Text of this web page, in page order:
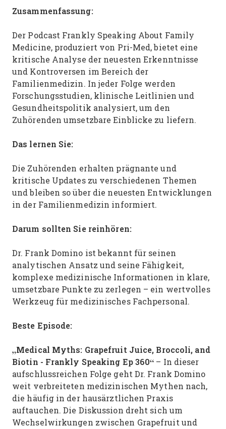
Zusammenfassung:
Der Podcast Frankly Speaking About Family
Medicine, produziert von Pri-Med, bietet eine
kritische Analyse der neuesten Erkenntnisse
und Kontroversen im Bereich der
Familienmedizin. In jeder Folge werden
Forschungsstudien, klinische Leitlinien und
Gesundheitspolitik analysiert, um den
Zuhörenden umsetzbare Einblicke zu liefern.
Das lernen Sie:
Die Zuhörenden erhalten prägnante und
kritische Updates zu verschiedenen Themen
und bleiben so über die neuesten Entwicklungen
in der Familienmedizin informiert.
Darum sollten Sie reinhören:
Dr. Frank Domino ist bekannt für seinen
analytischen Ansatz und seine Fähigkeit,
komplexe medizinische Informationen in klare,
umsetzbare Punkte zu zerlegen – ein wertvolles
Werkzeug für medizinisches Fachpersonal.
Beste Episode:
„Medical Myths: Grapefruit Juice, Broccoli, and
Biotin - Frankly Speaking Ep 360“ – In dieser
aufschlussreichen Folge geht Dr. Frank Domino
weit verbreiteten medizinischen Mythen nach,
die häufig in der hausärztlichen Praxis
auftauchen. Die Diskussion dreht sich um
Wechselwirkungen zwischen Grapefruit und